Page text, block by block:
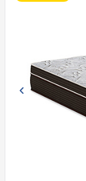
Imagem anterior